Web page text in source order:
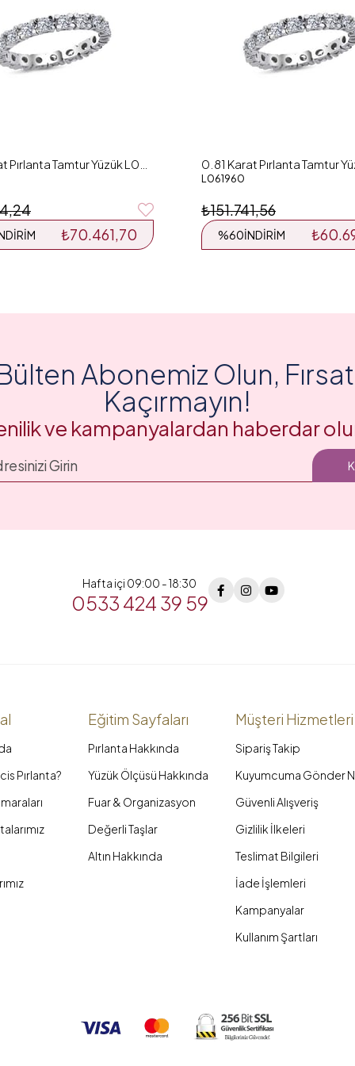
₺70.461,70
L061960
%60İNDIRIM
₺151.741,56
Abonemiz Olun,
Kaçırmayın!
ve kampanyalardan haberdar
Hafta içi 09:00 - 18:30
0533 424 39 59
Pırlanta?
Eğitim Sayfaları
Pırlanta Hakkında
Yüzük Ölçüsü Hakkında
Fuar & Organizasyon
Değerli Taşlar
Altın Hakkında
Müşteri Hizmetleri
Sipariş Takip
Kuyumcuma Gönder
Güvenli Alışveriş
Gizlilik İlkeleri
Teslimat Bilgileri
İade İşlemleri
Kampanyalar
Kullanım Şartları